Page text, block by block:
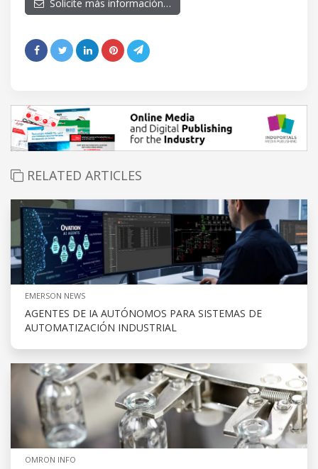
Solicite más información…
RELATED ARTICLES
EMERSON NEWS
AGENTES DE IA AUTÓNOMOS PARA SISTEMAS DE
AUTOMATIZACIÓN INDUSTRIAL
OMRON INFO